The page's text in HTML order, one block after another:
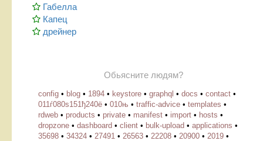
Габелла
Капец
дрейнер
Обьясните людям?
config • blog • 1894 • keystore • graphql • docs • contact •
011ѓ080ѕ151ђ240ё • 010њ • traffic-advice • templates •
rdweb • products • private • manifest • import • hosts •
dropzone • dashboard • client • bulk-upload • applications •
35698 • 34324 • 27491 • 26563 • 22208 • 20900 • 2019 •